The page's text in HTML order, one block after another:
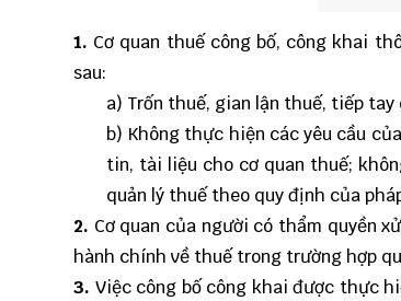
1. Cơ quan thuế công bố, công khai
sau:
a) Trốn thuế, gian lận thuế, tiếp
b) Không thực hiện các yêu cầu
tin, tài liệu cho cơ quan thuế;
quản lý thuế theo quy định của
2. Cơ quan của người có thẩm quyền
hành chính về thuế trong trường hợp
3. Việc công bố công khai được thực